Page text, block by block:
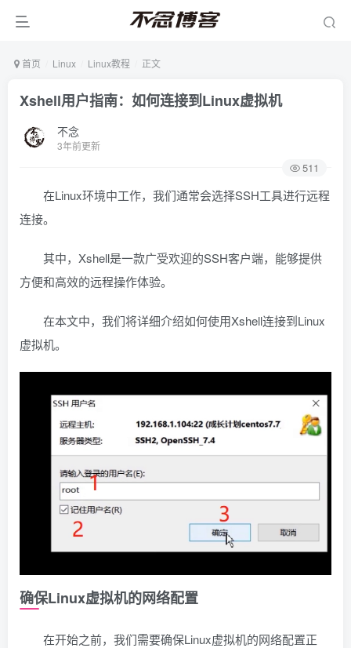
首页 Linux Linux教程 正文
Xshell用户指南：如何连接到Linux虚拟机
不念
3年前更新
511
在Linux环境中工作，我们通常会选择SSH工具进行远程
连接。
其中，Xshell是一款广受欢迎的SSH客户端，能够提供
方便和高效的远程操作体验。
在本文中，我们将详细介绍如何使用Xshell连接到Linux
虚拟机。
确保Linux虚拟机的网络配置
在开始之前，我们需要确保Linux虚拟机的网络配置正